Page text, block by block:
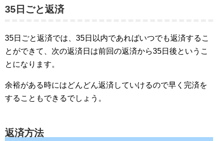
35日ごと返済
35日ごと返済では、35日以内であればいつでも返済するこ
とができて、次の返済日は前回の返済から35日後というこ
とになります。
余裕がある時にはどんどん返済していけるので早く完済を
することもできるでしょう。
返済方法